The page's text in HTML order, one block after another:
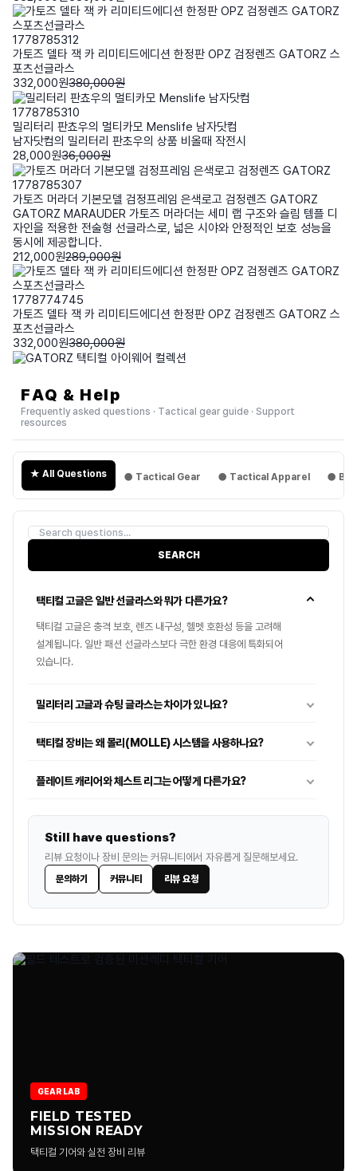
1778785312
가토즈 델타 잭 카 리미티드에디션 한정판 OPZ 검정렌즈 GATORZ 스
포츠선글라스
332,000원380,000원
1778785310
밀리터리 판쵸우의 멀티카모 Menslife 남자닷컴
남자닷컴의 밀리터리 판초우의 상품 비올때 작전시
28,000원36,000원
1778785307
가토즈 머라더 기본모델 검정프레임 은색로고 검정렌즈 GATORZ
GATORZ MARAUDER 가토즈 머라더는 세미 랩 구조와 슬림 템플 디
자인을 적용한 전술형 선글라스로, 넓은 시야와 안정적인 보호 성능을
동시에 제공합니다.
212,000원289,000원
1778774745
가토즈 델타 잭 카 리미티드에디션 한정판 OPZ 검정렌즈 GATORZ 스
포츠선글라스
332,000원380,000원
FAQ & Help
Frequently asked questions · Tactical gear guide · Support
resources
★ All Questions ● Tactical Gear ● Tactical Apparel ●
SEARCH
택티컬 고글은 일반 선글라스와 뭐가 다른가요?
택티컬 고글은 충격 보호, 렌즈 내구성, 헬멧 호환성 등을 고려해
설계됩니다. 일반 패션 선글라스보다 극한 환경 대응에 특화되어
있습니다.
밀리터리 고글과 슈팅 글라스는 차이가 있나요?
택티컬 장비는 왜 몰리(MOLLE) 시스템을 사용하나요?
플레이트 캐리어와 체스트 리그는 어떻게 다른가요?
택티컬 장갑은 어떤 기준으로 선택하나요?
헬멧 레일과 마운트는 어디에 사용하나요?
택티컬 부츠는 일반 등산화와 차이가 있나요?
포켓 구조와 원단 강도가 일반 의류보다 강화된 경우가 많습니다.
컴뱃 셔츠는 왜 몸통과 팔 원단이 다른가요?
Still have questions?
리뷰 요청이나 장비 문의는 커뮤니티에서 자유롭게 질문해보세요.
문의하기 커뮤니티 리뷰 요청
GEAR LAB
FIELD TESTED
MISSION READY
택티컬 기어와 실전 장비 리뷰